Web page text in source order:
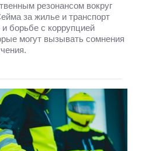
резонансом вокруг
за жилье и транспорт
борьбе с коррупцией
могут вызывать сомнения